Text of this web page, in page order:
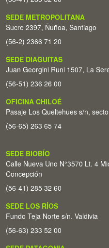
SEDE METROPOLITANA
Sucre 2397, Ñuñoa, Santiago
(56-2) 2366 71 20
SEDE DIAGUITAS
Juan Georgini Runi 1507, La
(56-51) 236 26 00
OFICINA CHILOÉ
Pasaje Los Queltehues s/n,
(56-65) 263 65 74
SEDE BIOBÍO
Calle Nueva Uno N°3570 Lt. 4
Concepción
(56-41) 285 32 60
SEDE LOS RÍOS
Fundo Teja Norte s/n. Valdivia
(56-63) 233 52 00